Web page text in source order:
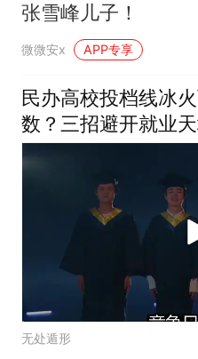
张雪峰儿子！
微微安x APP专享
民办高校投档线冰
数？三招避开就业
无处遁形